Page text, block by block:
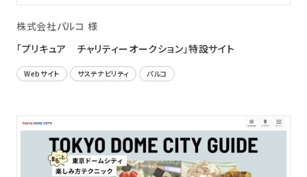
株式会社パルコ 様
「プリキュア チャリティーオークション」特設サイト
Webサイト サステナビリティ パルコ